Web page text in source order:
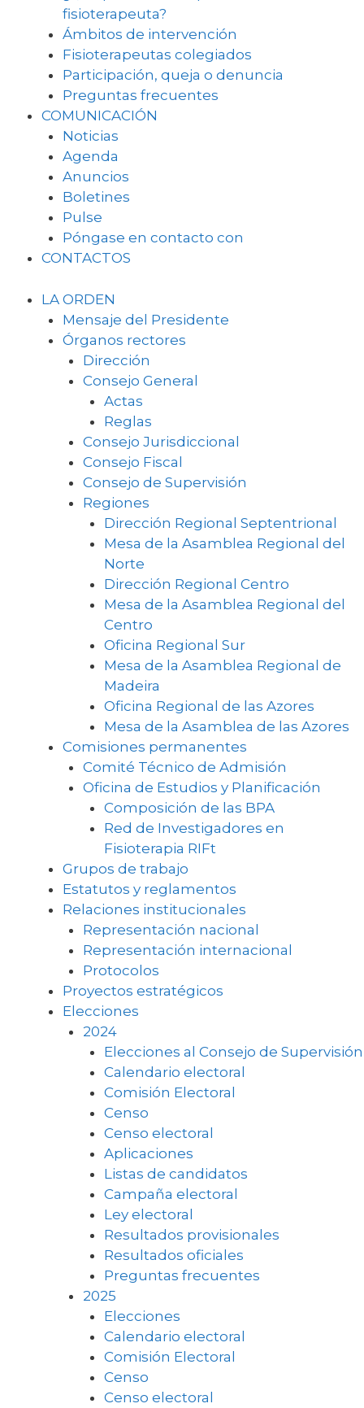
fisioterapeuta?
Ámbitos de intervención
Fisioterapeutas colegiados
Participación, queja o denuncia
Preguntas frecuentes
COMUNICACIÓN
Noticias
Agenda
Anuncios
Boletines
Pulse
Póngase en contacto con
CONTACTOS
LA ORDEN
Mensaje del Presidente
Órganos rectores
Dirección
Consejo General
Actas
Reglas
Consejo Jurisdiccional
Consejo Fiscal
Consejo de Supervisión
Regiones
Dirección Regional Septentrional
Mesa de la Asamblea Regional del
Norte
Dirección Regional Centro
Mesa de la Asamblea Regional del
Centro
Oficina Regional Sur
Mesa de la Asamblea Regional de
Madeira
Oficina Regional de las Azores
Mesa de la Asamblea de las Azores
Comisiones permanentes
Comité Técnico de Admisión
Oficina de Estudios y Planificación
Composición de las BPA
Red de Investigadores en
Fisioterapia RIFt
Grupos de trabajo
Estatutos y reglamentos
Relaciones institucionales
Representación nacional
Representación internacional
Protocolos
Proyectos estratégicos
Elecciones
2024
Elecciones al Consejo de Supervisión
Calendario electoral
Comisión Electoral
Censo
Censo electoral
Aplicaciones
Listas de candidatos
Campaña electoral
Ley electoral
Resultados provisionales
Resultados oficiales
Preguntas frecuentes
2025
Elecciones
Calendario electoral
Comisión Electoral
Censo
Censo electoral